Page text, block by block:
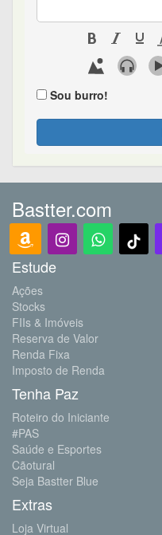
Sou burro!
Bastter.com
Estude
Ações
Stocks
FIIs & Imóveis
Reserva de Valor
Renda Fixa
Imposto de Renda
Tenha Paz
Roteiro do Iniciante
#PAS
Saúde e Esportes
Cãotural
Seja Bastter Blue
Extras
Loja Virtual